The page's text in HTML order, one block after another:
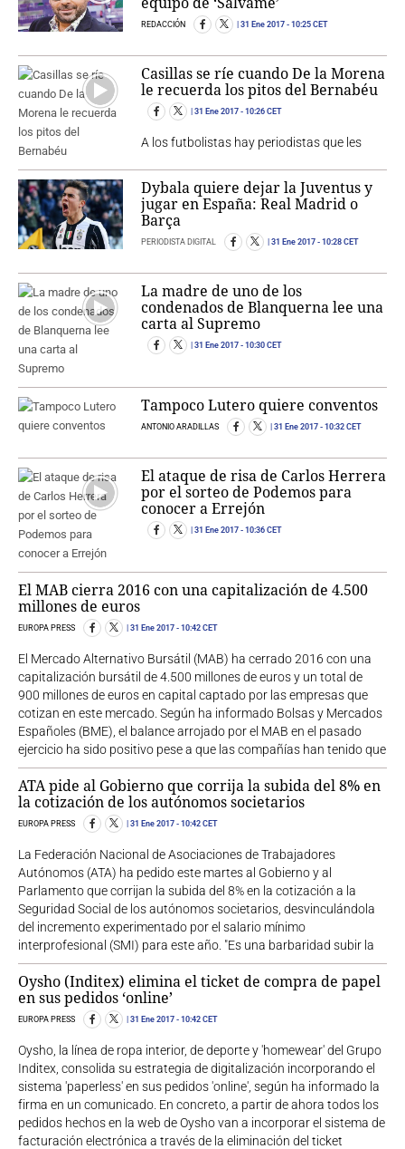
REDACCIÓN 31 Ene 2017 - 10:25 CET
Casillas se ríe cuando De la Morena
le recuerda los pitos del Bernabéu
31 Ene 2017 - 10:26 CET
A los futbolistas hay periodistas que les
Dybala quiere dejar la Juventus y
jugar en España: Real Madrid o
Barça
PERIODISTA DIGITAL 31 Ene 2017 - 10:28 CET
La madre de uno de los
condenados de Blanquerna lee una
carta al Supremo
31 Ene 2017 - 10:30 CET
Tampoco Lutero quiere conventos
ANTONIO ARADILLAS 31 Ene 2017 - 10:32 CET
El ataque de risa de Carlos Herrera
por el sorteo de Podemos para
conocer a Errejón
31 Ene 2017 - 10:36 CET
El MAB cierra 2016 con una capitalización de 4.500
millones de euros
EUROPA PRESS 31 Ene 2017 - 10:42 CET
El Mercado Alternativo Bursátil (MAB) ha cerrado 2016 con una
capitalización bursátil de 4.500 millones de euros y un total de
900 millones de euros en capital captado por las empresas que
cotizan en este mercado. Según ha informado Bolsas y Mercados
Españoles (BME), el balance arrojado por el MAB en el pasado
ejercicio ha sido positivo pese a que las compañías han tenido que
ATA pide al Gobierno que corrija la subida del 8% en
la cotización de los autónomos societarios
EUROPA PRESS 31 Ene 2017 - 10:42 CET
La Federación Nacional de Asociaciones de Trabajadores
Autónomos (ATA) ha pedido este martes al Gobierno y al
Parlamento que corrijan la subida del 8% en la cotización a la
Seguridad Social de los autónomos societarios, desvinculándola
del incremento experimentado por el salario mínimo
interprofesional (SMI) para este año. "Es una barbaridad subir la
Oysho (Inditex) elimina el ticket de compra de papel
en sus pedidos ‘online’
EUROPA PRESS 31 Ene 2017 - 10:42 CET
Oysho, la línea de ropa interior, de deporte y 'homewear' del Grupo
Inditex, consolida su estrategia de digitalización incorporando el
sistema 'paperless' en sus pedidos 'online', según ha informado la
firma en un comunicado. En concreto, a partir de ahora todos los
pedidos hechos en la web de Oysho van a incorporar el sistema de
facturación electrónica a través de la eliminación del ticket